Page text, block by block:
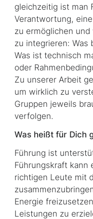
gleichzeitig ist man
Verantwortung,
zu ermöglichen
zu integrieren: Was
Was ist technisch
oder
Zu unserer Arbeit
um wirklich zu
Gruppen jeweils
verfolgen.
Was heißt für Dich
Führung ist
Führungskraft kann
richtigen Leute mit
Energie
Leistungen zu